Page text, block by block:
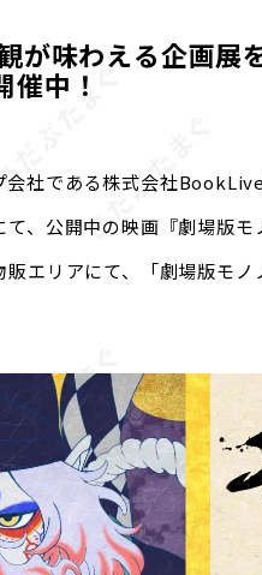
が味わえる企画
中！
社である株式会社
、公開中の映画『劇場版モ
エリアにて、「劇場版モ